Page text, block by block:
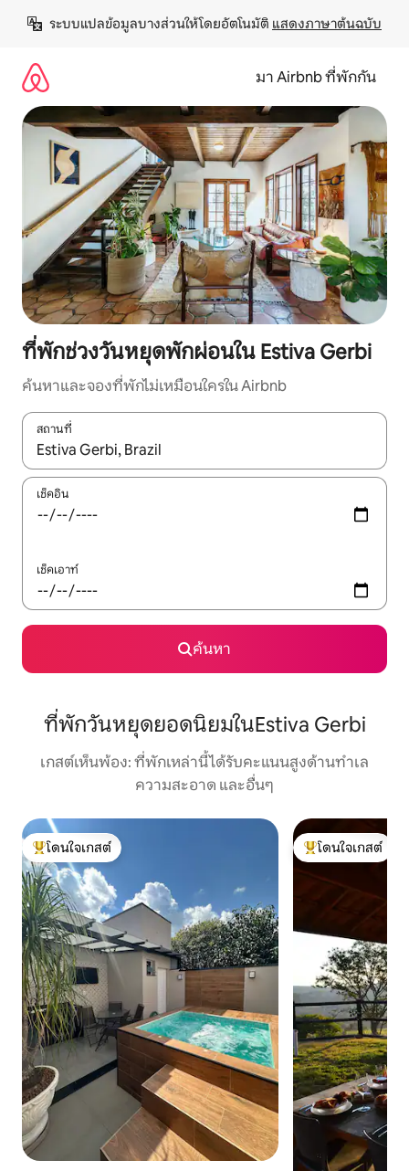
เนื้อหา
ระบบแปลข้อมูลบางส่วนให้โดยอัตโนมัติ แสดงภาษาต้นฉบับ
มา Airbnb ที่พักกัน
ที่พักช่วงวันหยุดพักผ่อนใน Estiva Gerbi
ค้นหาและจองที่พักไม่เหมือนใครใน Airbnb
สถานที่
ใช้ลูกศรขึ้นลง หรือใช้การสัมผัสหรือปัด เพื่อสำรวจผลการค้นหา
เช็คอิน
เช็คเอาท์
ค้นหา
ที่พักวันหยุดยอดนิยมในEstiva Gerbi
เกสต์เห็นพ้อง: ที่พักเหล่านี้ได้รับคะแนนสูงด้านทำเล
ความสะอาด และอื่นๆ
โดนใจเกสต์ที่สุด
โดนใจเกสต์
โดนใจเกสต์ที่สุด
โดนใจเกสต์